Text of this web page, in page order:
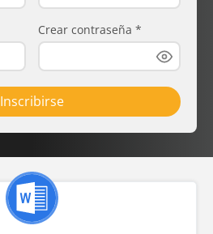
Crear contraseña *
Inscribirse